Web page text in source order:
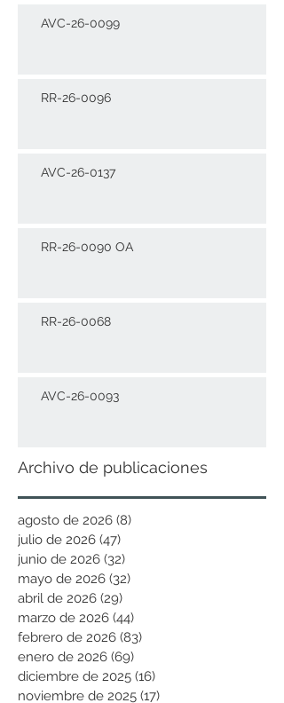
AVC-26-0099
RR-26-0096
AVC-26-0137
RR-26-0090 OA
RR-26-0068
AVC-26-0093
Archivo de publicaciones
agosto de 2026 (8)
julio de 2026 (47)
junio de 2026 (32)
mayo de 2026 (32)
abril de 2026 (29)
marzo de 2026 (44)
febrero de 2026 (83)
enero de 2026 (69)
diciembre de 2025 (16)
noviembre de 2025 (17)